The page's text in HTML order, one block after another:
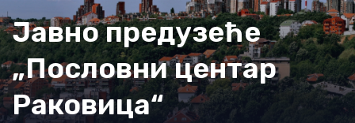
Јавно предузеће
„Пословни центар
Раковица“